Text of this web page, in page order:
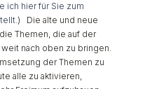
ich hier für Sie zum
) Die alte und neue
Themen, die auf der
nach oben zu bringen.
der Themen zu
alle zu aktivieren,